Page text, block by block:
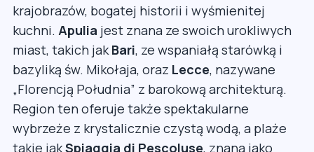
krajobrazów, bogatej historii i wyśmienitej
kuchni. Apulia jest znana ze swoich urokliwych
miast, takich jakBari, ze wspaniałą starówką i
bazyliką św. Mikołaja, oraz Lecce, nazywane
„Florencją Południa” z barokową architekturą.
Region ten oferuje także spektakularne
wybrzeże z krystalicznie czystą wodą, a plaże
takie jakSpiaggia di Pescoluse, znana jako